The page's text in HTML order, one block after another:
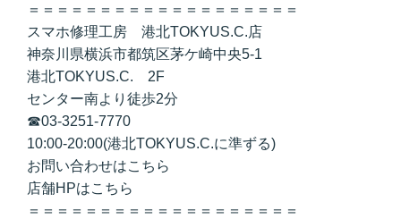
＝＝＝＝＝＝＝＝＝＝＝＝＝＝＝＝＝＝＝
スマホ修理工房 港北TOKYUS.C.店
神奈川県横浜市都筑区茅ケ崎中央5-1
港北TOKYUS.C. 2F
センター南より徒歩2分
☎03-3251-7770
10:00-20:00(港北TOKYUS.C.に準ずる)
お問い合わせはこちら
店舗HPはこちら
＝＝＝＝＝＝＝＝＝＝＝＝＝＝＝＝＝＝＝